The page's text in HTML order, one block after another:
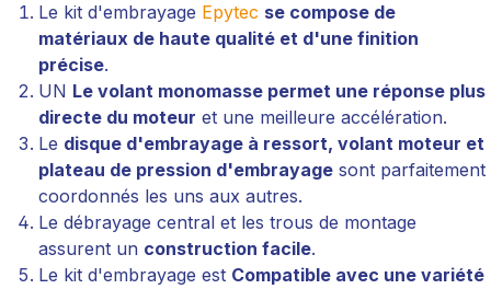
Le kit d'embrayage Epytec se compose de
matériaux de haute qualité et d'une finition
précise.
UN Le volant monomasse permet une réponse plus
directe du moteur et une meilleure accélération.
Le disque d'embrayage à ressort, volant moteur et
plateau de pression d'embrayagesont parfaitement
coordonnés les uns aux autres.
Le débrayage central et les trous de montage
assurent un construction facile.
Le kit d'embrayage est Compatible avec une variété